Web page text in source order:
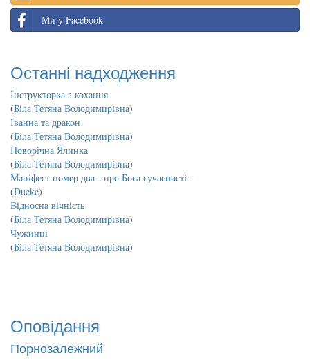
Ми у Facebook
Останні надходження
Інструкторка з кохання
(Біла Тетяна Володимирівна)
Іванна та дракон
(Біла Тетяна Володимирівна)
Новорічна Ялинка
(Біла Тетяна Володимирівна)
Маніфест номер два - про Бога сучасності:
(Ducke)
Відносна вічність
(Біла Тетяна Володимирівна)
Чужинці
(Біла Тетяна Володимирівна)
Оповідання
Порнозалежний